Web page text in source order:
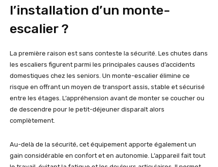
l’installation d’un monte-
escalier ?
La première raison est sans conteste la sécurité. Les chutes dans
les escaliers figurent parmi les principales causes d’accidents
domestiques chez les seniors. Un monte-escalier élimine ce
risque en offrant un moyen de transport assis, stable et sécurisé
entre les étages. L’appréhension avant de monter se coucher ou
de descendre pour le petit-déjeuner disparaît alors
complètement.
Au-delà de la sécurité, cet équipement apporte également un
gain considérable en confort et en autonomie. L’appareil fait tout